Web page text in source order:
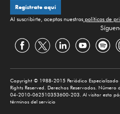
Regístrate aquí
Al suscribirte, aceptas nuestras políticas de
Copyright © 1988-2015 Periódico Especializado
Rights Reserved. Derechos Reservados.
04-2010-062510353600-203. Al visitar esta
términos del servicio